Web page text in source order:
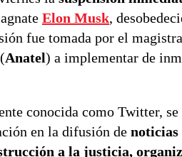
Elon Musk,
fue tomada por el
Anatel) a implementar de
conocida como Twitter,
en la difusión de noticias
a la justicia,